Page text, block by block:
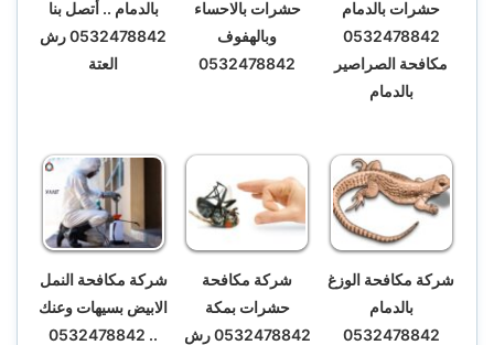
حشرات بالدمام
0532478842
مكافحة الصراصير
بالدمام
حشرات بالاحساء
وبالهفوف
0532478842
بالدمام .. أتصل بنا
0532478842 رش
العتة
شركة مكافحة الوزغ
بالدمام
0532478842
شركة مكافحة
حشرات بمكة
0532478842 رش
شركة مكافحة النمل
الابيض بسيهات وعنك
.. 0532478842